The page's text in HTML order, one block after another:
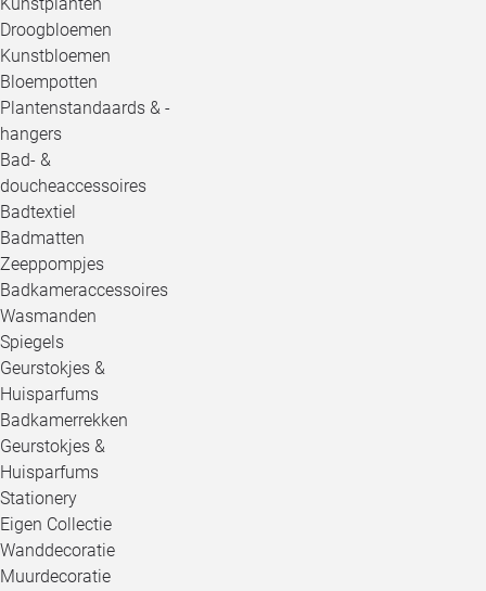
Droogbloemen
Kunstbloemen
Bloempotten
Plantenstandaards & -
hangers
Bad- &
doucheaccessoires
Badtextiel
Badmatten
Zeeppompjes
Badkameraccessoires
Wasmanden
Spiegels
Geurstokjes &
Huisparfums
Badkamerrekken
Geurstokjes &
Huisparfums
Stationery
Eigen Collectie
Wanddecoratie
Muurdecoratie